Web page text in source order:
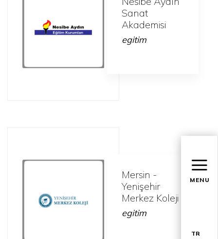
MENU
TR
Sanat
Akademisi
egitim
Mersin -
Yenişehir
Merkez Koleji
egitim